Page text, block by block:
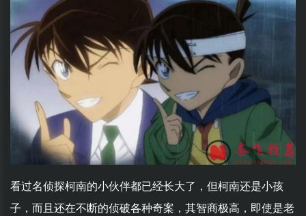
看过名侦探柯南的小伙伴都已经长大了，但柯南还是小孩
子，而且还在不断的侦破各种奇案，其智商极高，即使是老